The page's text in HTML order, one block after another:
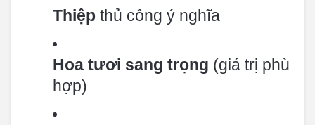
Thiệp thủ công ý nghĩa
Hoa tươi sang trọng (giá trị phù
hợp)